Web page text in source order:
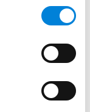
privé.